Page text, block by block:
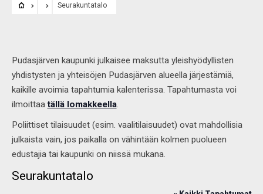
Seurakuntatalo
Pudasjärven kaupunki julkaisee maksutta yleishyödyllisten
yhdistysten ja yhteisöjen Pudasjärven alueella järjestämiä,
kaikille avoimia tapahtumia kalenterissa. Tapahtumasta voi
ilmoittaatällä lomakkeella.
Poliittiset tilaisuudet (esim. vaalitilaisuudet) ovat mahdollisia
julkaista vain, jos paikalla on vähintään kolmen puolueen
edustajia tai kaupunki on niissä mukana.
Seurakuntatalo